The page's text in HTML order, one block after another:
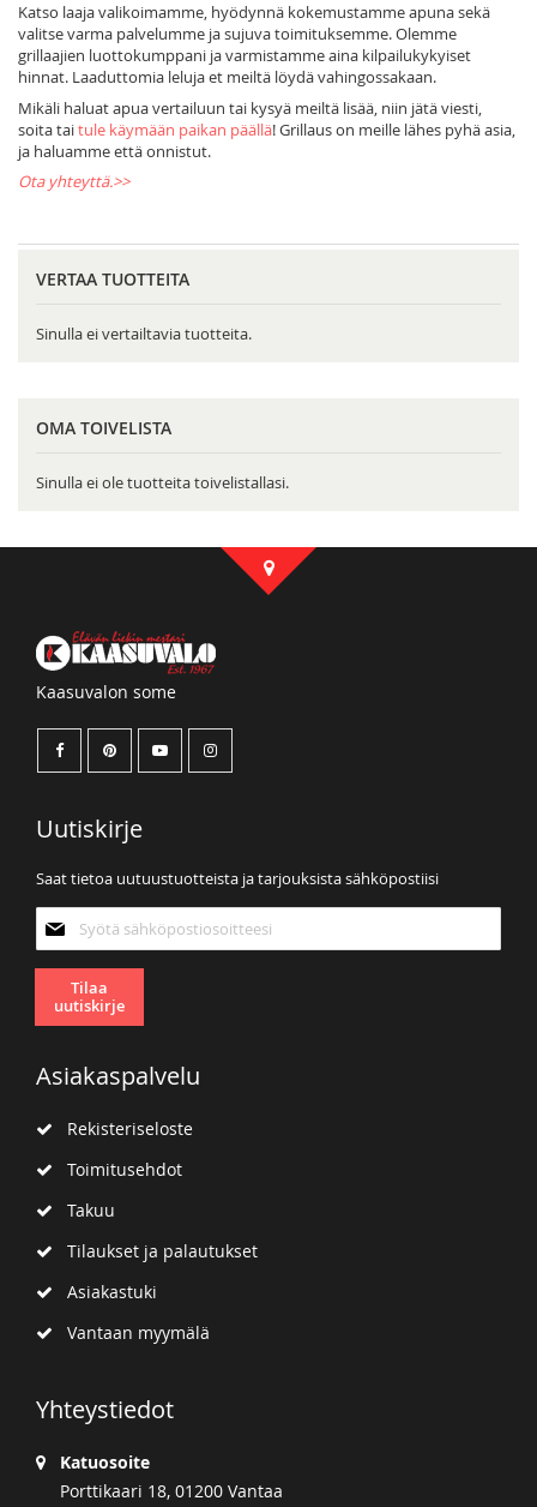
Katso laaja valikoimamme, hyödynnä kokemustamme apuna sekä
valitse varma palvelumme ja sujuva toimituksemme. Olemme
grillaajien luottokumppani ja varmistamme aina kilpailukykyiset
hinnat. Laaduttomia leluja et meiltä löydä vahingossakaan.
Mikäli haluat apua vertailuun tai kysyä meiltä lisää, niin jätä viesti,
soita taitule käymään paikan päällä! Grillaus on meille lähes pyhä asia,
ja haluamme että onnistut.
Ota yhteyttä.>>
VERTAA TUOTTEITA
Sinulla ei vertailtavia tuotteita.
OMA TOIVELISTA
Sinulla ei ole tuotteita toivelistallasi.
Kaasuvalon some
Uutiskirje
Saat tietoa uutuustuotteista ja tarjouksista sähköpostiisi
uutiskirjeemme:
Tilaa
uutiskirje
Asiakaspalvelu
Rekisteriseloste
Toimitusehdot
Takuu
Tilaukset ja palautukset
Asiakastuki
Vantaan myymälä
Yhteystiedot
Katuosoite
Porttikaari 18, 01200 Vantaa